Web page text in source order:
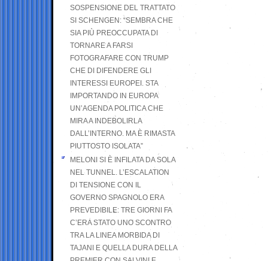
SOSPENSIONE DEL TRATTATO
SI SCHENGEN: “SEMBRA CHE
SIA PIÙ PREOCCUPATA DI
TORNARE A FARSI
FOTOGRAFARE CON TRUMP
CHE DI DIFENDERE GLI
INTERESSI EUROPEI. STA
IMPORTANDO IN EUROPA
UN’AGENDA POLITICA CHE
MIRA A INDEBOLIRLA
DALL’INTERNO. MA È RIMASTA
PIUTTOSTO ISOLATA”
MELONI SI È INFILATA DA SOLA
NEL TUNNEL. L’ESCALATION
DI TENSIONE CON IL
GOVERNO SPAGNOLO ERA
PREVEDIBILE: TRE GIORNI FA
C’ERA STATO UNO SCONTRO
TRA LA LINEA MORBIDA DI
TAJANI E QUELLA DURA DELLA